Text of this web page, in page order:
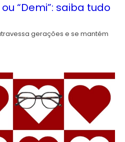
“Demi”: saiba tudo
gerações e se mantém